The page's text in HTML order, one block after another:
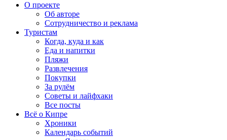
О проекте
Об авторе
Сотрудничество и реклама
Туристам
Когда, куда и как
Еда и напитки
Пляжи
Развлечения
Покупки
За рулём
Советы и лайфхаки
Все посты
Всё о Кипре
Хроники
Календарь событий